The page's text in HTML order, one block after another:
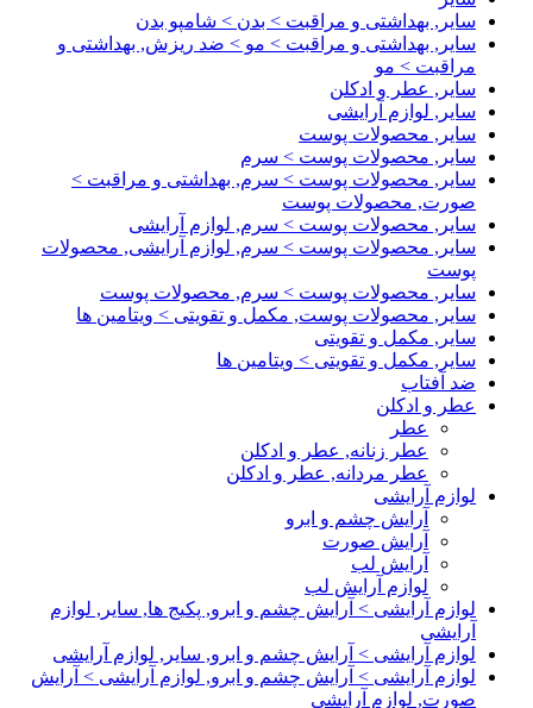
سایر, بهداشتی و مراقبت > بدن > شامپو بدن
سایر, بهداشتی و مراقبت > مو > ضد ریزش, بهداشتی و
مراقبت > مو
سایر, عطر و ادکلن
سایر, لوازم آرایشی
سایر, محصولات پوست
سایر, محصولات پوست > سرم
سایر, محصولات پوست > سرم, بهداشتی و مراقبت >
صورت, محصولات پوست
سایر, محصولات پوست > سرم, لوازم آرایشی
سایر, محصولات پوست > سرم, لوازم آرایشی, محصولات
پوست
سایر, محصولات پوست > سرم, محصولات پوست
سایر, محصولات پوست, مکمل و تقویتی > ویتامین ها
سایر, مکمل و تقویتی
سایر, مکمل و تقویتی > ویتامین ها
ضد آفتاب
عطر و ادکلن
عطر
عطر زنانه, عطر و ادکلن
عطر مردانه, عطر و ادکلن
لوازم آرایشی
آرایش چشم و ابرو
آرایش صورت
آرایش لب
لوازم آرایش لب
لوازم آرایشی > آرایش چشم و ابرو, پکیج ها, سایر, لوازم
آرایشی
لوازم آرایشی > آرایش چشم و ابرو, سایر, لوازم آرایشی
لوازم آرایشی > آرایش چشم و ابرو, لوازم آرایشی > آرایش
صورت, لوازم آرایشی